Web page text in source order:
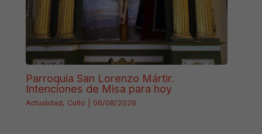
Parroquia San Lorenzo Mártir.
Intenciones de Misa para hoy
Actualidad, Culto 06/08/2026